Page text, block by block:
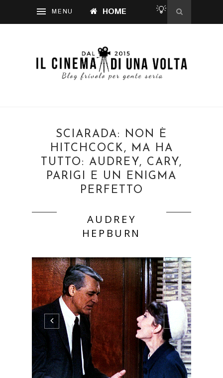
HOME 💡
SCIARADA: NON È
HITCHCOCK, MA HA
TUTTO: AUDREY, CARY,
PARIGI E UN ENIGMA
PERFETTO
AUDREY
HEPBURN